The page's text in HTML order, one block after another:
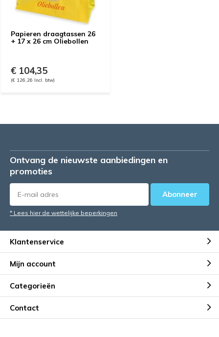
Papieren draagtassen 26
+ 17 x 26 cm Oliebollen
€ 104,35
(€ 126,26 Incl. btw)
Ontvang de nieuwste aanbiedingen en
promoties
Abonneer
* Lees hier de wettelijke beperkingen
Klantenservice
Mijn account
Categorieën
Contact